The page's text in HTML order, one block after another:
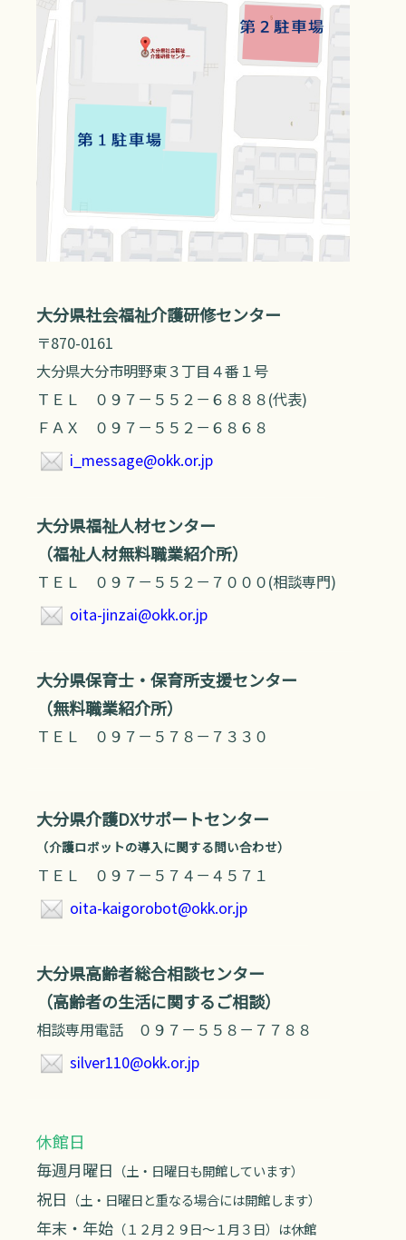
大分県社会福祉介護研修センター
〒870-0161
大分県大分市明野東３丁目４番１号
ＴＥＬ ０９７－５５２－６８８８(代表)
ＦＡＸ ０９７－５５２－６８６８
i_message@okk.or.jp
大分県福祉人材センター
（福祉人材無料職業紹介所）
ＴＥＬ ０９７－５５２－７０００(相談専門)
oita-jinzai@okk.or.jp
大分県保育士・保育所支援センター
（無料職業紹介所）
ＴＥＬ ０９７－５７８－７３３０
大分県介護DXサポートセンター
（介護ロボットの導入に関する問い合わせ）
ＴＥＬ ０９７－５７４－４５７１
oita-kaigorobot@okk.or.jp
大分県高齢者総合相談センター
（高齢者の生活に関するご相談）
相談専用電話 ０９７－５５８－７７８８
silver110@okk.or.jp
休館日
毎週月曜日 （土・日曜日も開館しています）
祝日 （土・日曜日と重なる場合には開館します）
年末・年始 （１２月２９日～１月３日）は休館